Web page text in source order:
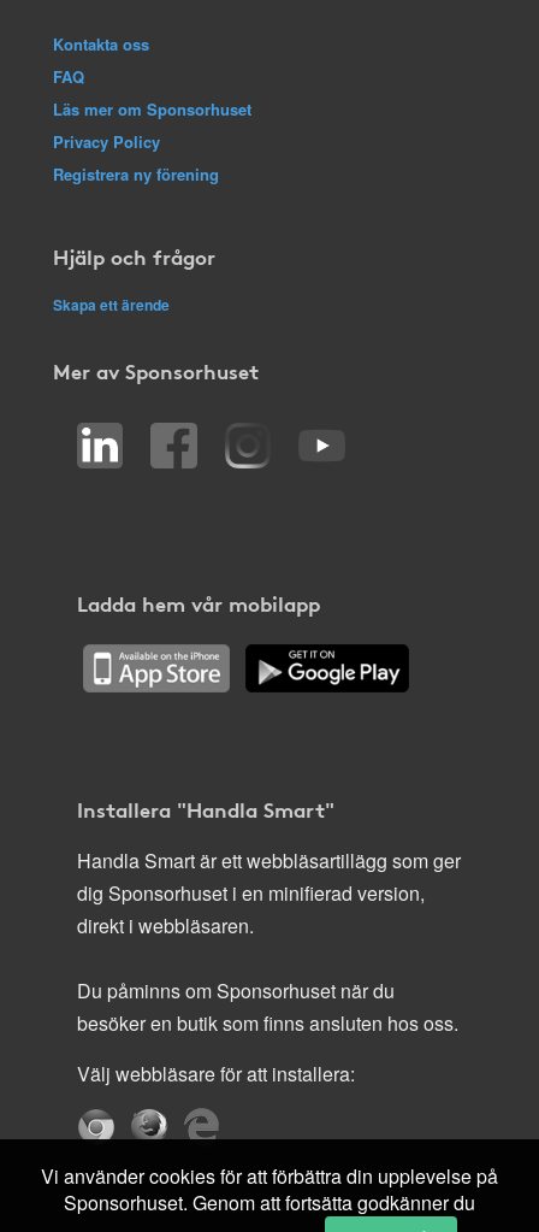
Kontakta oss
FAQ
Läs mer om Sponsorhuset
Privacy Policy
Registrera ny förening
Hjälp och frågor
Skapa ett ärende
Mer av Sponsorhuset
Ladda hem vår mobilapp
Installera "Handla Smart"
Handla Smart är ett webbläsartillägg som ger
dig Sponsorhuset i en minifierad version,
direkt i webbläsaren.
Du påminns om Sponsorhuset när du
besöker en butik som finns ansluten hos oss.
Välj webbläsare för att installera:
Vi använder cookies för att förbättra din upplevelse på
Sponsorhuset. Genom att fortsätta godkänner du